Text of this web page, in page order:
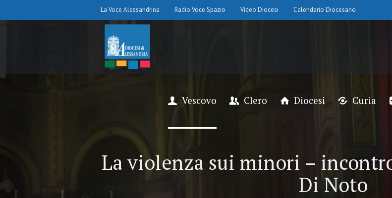
La Voce Alessandrina Radio Voce Spazio Video Diocesi Calendario Diocesano
Vescovo Clero Diocesi Curia
La violenza sui minori –
Di Noto